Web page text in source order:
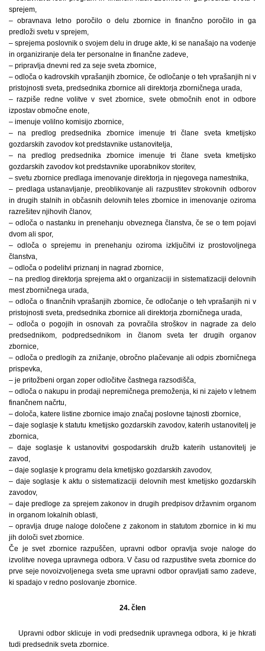
sprejem,
– obravnava letno poročilo o delu zbornice in finančno poročilo in ga
predloži svetu v sprejem,
– sprejema poslovnik o svojem delu in druge akte, ki se nanašajo na vodenje
in organiziranje dela ter personalne in finančne zadeve,
– pripravlja dnevni red za seje sveta zbornice,
– odloča o kadrovskih vprašanjih zbornice, če odločanje o teh vprašanjih ni v
pristojnosti sveta, predsednika zbornice ali direktorja zborničnega urada,
– razpiše redne volitve v svet zbornice, svete območnih enot in odbore
izpostav območne enote,
– imenuje volilno komisijo zbornice,
– na predlog predsednika zbornice imenuje tri člane sveta kmetijsko
gozdarskih zavodov kot predstavnike ustanovitelja,
– na predlog predsednika zbornice imenuje tri člane sveta kmetijsko
gozdarskih zavodov kot predstavnike uporabnikov storitev,
– svetu zbornice predlaga imenovanje direktorja in njegovega namestnika,
– predlaga ustanavljanje, preoblikovanje ali razpustitev strokovnih odborov
in drugih stalnih in občasnih delovnih teles zbornice in imenovanje oziroma
razrešitev njihovih članov,
– odloča o nastanku in prenehanju obveznega članstva, če se o tem pojavi
dvom ali spor,
– odloča o sprejemu in prenehanju oziroma izključitvi iz prostovoljnega
članstva,
– odloča o podelitvi priznanj in nagrad zbornice,
– na predlog direktorja sprejema akt o organizaciji in sistematizaciji delovnih
mest zborničnega urada,
– odloča o finančnih vprašanjih zbornice, če odločanje o teh vprašanjih ni v
pristojnosti sveta, predsednika zbornice ali direktorja zborničnega urada,
– odloča o pogojih in osnovah za povračila stroškov in nagrade za delo
predsednikom, podpredsednikom in članom sveta ter drugih organov
zbornice,
– odloča o predlogih za znižanje, obročno plačevanje ali odpis zborničnega
prispevka,
– je pritožbeni organ zoper odločitve častnega razsodišča,
– odloča o nakupu in prodaji nepremičnega premoženja, ki ni zajeto v letnem
finančnem načrtu,
– določa, katere listine zbornice imajo značaj poslovne tajnosti zbornice,
– daje soglasje k statutu kmetijsko gozdarskih zavodov, katerih ustanovitelj je
zbornica,
– daje soglasje k ustanovitvi gospodarskih družb katerih ustanovitelj je
zavod,
– daje soglasje k programu dela kmetijsko gozdarskih zavodov,
– daje soglasje k aktu o sistematizaciji delovnih mest kmetijsko gozdarskih
zavodov,
– daje predloge za sprejem zakonov in drugih predpisov državnim organom
in organom lokalnih oblasti,
– opravlja druge naloge določene z zakonom in statutom zbornice in ki mu
jih določi svet zbornice.
Če je svet zbornice razpuščen, upravni odbor opravlja svoje naloge do
izvolitve novega upravnega odbora. V času od razpustitve sveta zbornice do
prve seje novoizvoljenega sveta sme upravni odbor opravljati samo zadeve,
ki spadajo v redno poslovanje zbornice.
24. člen
Upravni odbor sklicuje in vodi predsednik upravnega odbora, ki je hkrati
tudi predsednik sveta zbornice.